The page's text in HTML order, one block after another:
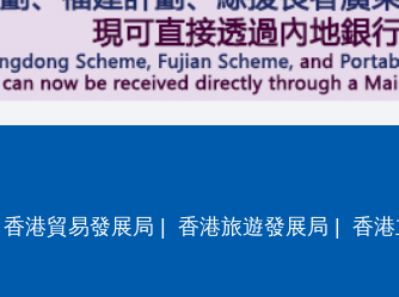
香港貿易發展局 | 香港旅遊發展局 | 香